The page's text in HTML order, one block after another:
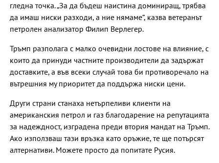
гледна точка. „За да бъдеш наистина доминиращ, трябва
да имаш ниски разходи, а ние нямаме“, казва ветеранът
петролен анализатор Филип Верлегер.
Тръмп разполага с малко очевидни лостове на влияние, с
които да принуди частните производители да задържат
доставките, а във всеки случай това би противоречало на
вътрешния му приоритет да поддържа ниски цени.
Други страни станаха нетърпеливи клиенти на
американския петрол и газ благодарение на репутацията
за надеждност, изградена преди втория мандат на Тръмп.
Ако използваш тази връзка като оръжие, те ще потърсят
алтернативи. Можете просто да попитате Русия.